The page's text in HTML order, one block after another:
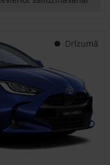
Drīzumā